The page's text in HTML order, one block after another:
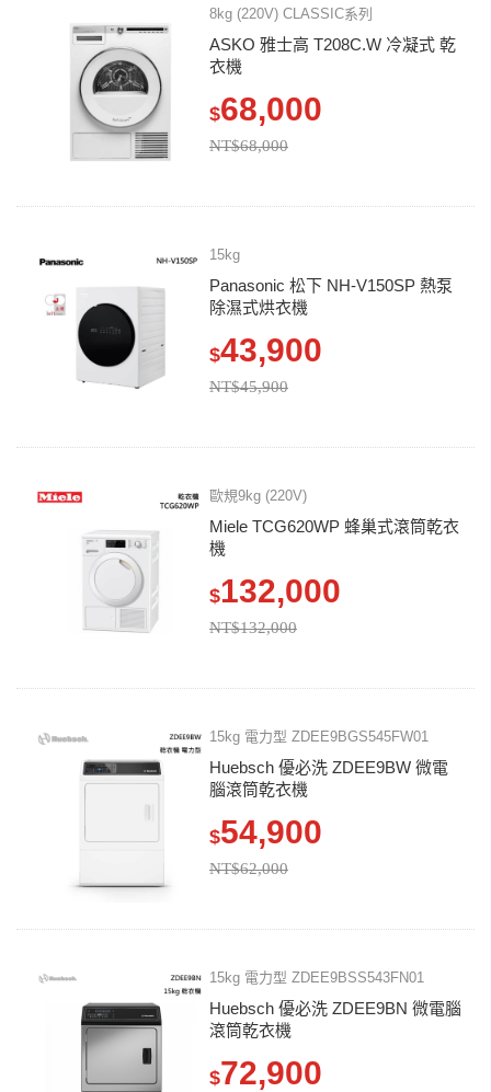
8kg (220V) CLASSIC系列
ASKO 雅士高 T208C.W 冷凝式 乾
衣機
$68,000
NT$68,000
15kg
Panasonic 松下 NH-V150SP 熱泵
除濕式烘衣機
$43,900
NT$45,900
歐規9kg (220V)
Miele TCG620WP 蜂巢式滾筒乾衣
機
$132,000
NT$132,000
15kg 電力型 ZDEE9BGS545FW01
Huebsch 優必洗 ZDEE9BW 微電
腦滾筒乾衣機
$54,900
NT$62,000
15kg 電力型 ZDEE9BSS543FN01
Huebsch 優必洗 ZDEE9BN 微電腦
滾筒乾衣機
$72,900